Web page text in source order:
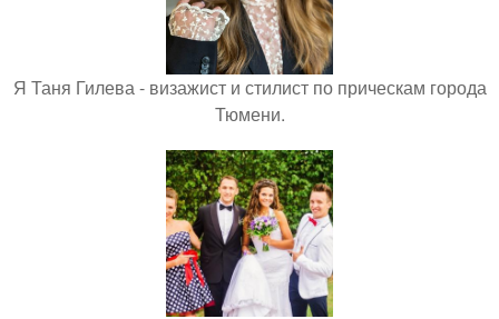
Я Таня Гилева - визажист и стилист по прическам города
Тюмени.